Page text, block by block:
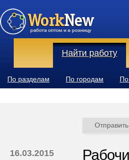
Найти работу
По разделам По городам
16.03.2015